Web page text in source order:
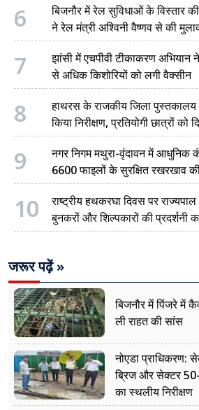
6
बिजनौर में रेल सुविधाओं के विस्तार
ने रेल मंत्री अश्विनी वैष्णव से की
7
झांसी में एचपीवी टीकाकरण अभियान
से अधिक किशोरियों को लगी वैक्सीन
8
हाथरस के राजकीय जिला
किया निरीक्षण, प्रतियोगी छात्रों
9
नगर निगम मथुरा-वृंदावन में आधुनिक
6600 फाइलों के सुरक्षित रखरखाव की
10
राष्ट्रीय हथकरघा दिवस पर
बुनकरों और शिल्पकारों की प्रदर्शनी
जरूर पढ़ें »
बिजनौर में पिंजरे में
ली राहत की सांस
नोएडा
ब्रिज और सेक्टर 50-
का स्थलीय निरीक्षण